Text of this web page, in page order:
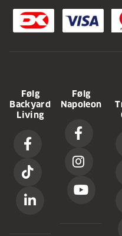
Følg
Backyard
Living
Følg
Napoleon